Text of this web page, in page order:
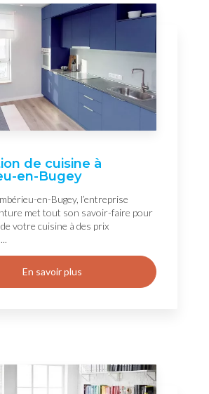
de cuisine à
en-Bugey
en-Bugey, l’entreprise
met tout son savoir-faire pour
votre cuisine à des prix
En savoir plus